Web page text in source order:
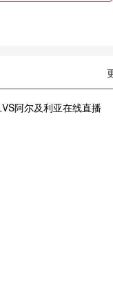
阿尔及利亚在线直播